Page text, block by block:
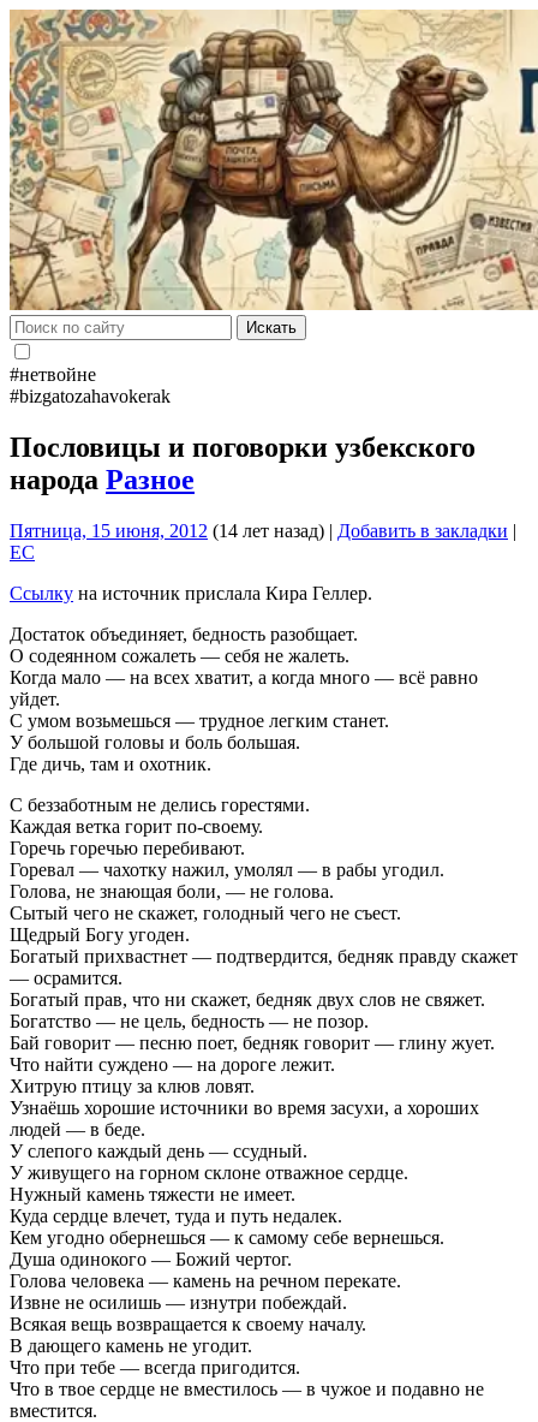
Искать
#нетвойне
#bizgatozahavokerak
Пословицы и поговорки узбекского
народа Разное
Пятница, 15 июня, 2012 (14 лет назад) | Добавить в закладки |
EC
Ссылку на источник прислала Кира Геллер.
Достаток объединяет, бедность разобщает.
О содеянном сожалеть — себя не жалеть.
Когда мало — на всех хватит, а когда много — всё равно
уйдет.
С умом возьмешься — трудное легким станет.
У большой головы и боль большая.
Где дичь, там и охотник.
С беззаботным не делись горестями.
Каждая ветка горит по-своему.
Горечь горечью перебивают.
Горевал — чахотку нажил, умолял — в рабы угодил.
Голова, не знающая боли, — не голова.
Сытый чего не скажет, голодный чего не съест.
Щедрый Богу угоден.
Богатый прихвастнет — подтвердится, бедняк правду скажет
— осрамится.
Богатый прав, что ни скажет, бедняк двух слов не свяжет.
Богатство — не цель, бедность — не позор.
Бай говорит — песню поет, бедняк говорит — глину жует.
Что найти суждено — на дороге лежит.
Хитрую птицу за клюв ловят.
Узнаёшь хорошие источники во время засухи, а хороших
людей — в беде.
У слепого каждый день — ссудный.
У живущего на горном склоне отважное сердце.
Нужный камень тяжести не имеет.
Куда сердце влечет, туда и путь недалек.
Кем угодно обернешься — к самому себе вернешься.
Душа одинокого — Божий чертог.
Голова человека — камень на речном перекате.
Извне не осилишь — изнутри побеждай.
Всякая вещь возвращается к своему началу.
В дающего камень не угодит.
Что при тебе — всегда пригодится.
Что в твое сердце не вместилось — в чужое и подавно не
вместится.